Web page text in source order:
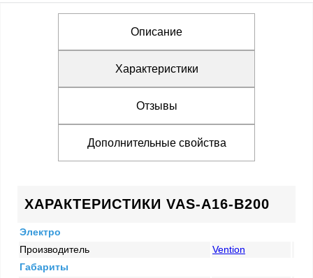
Описание
Характеристики
Отзывы
Дополнительные свойства
ХАРАКТЕРИСТИКИ VAS-A16-B200
Электро
Производитель
Vention
Габариты